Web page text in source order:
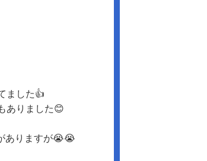
ました👍
ありました😊
ありますが😭😭